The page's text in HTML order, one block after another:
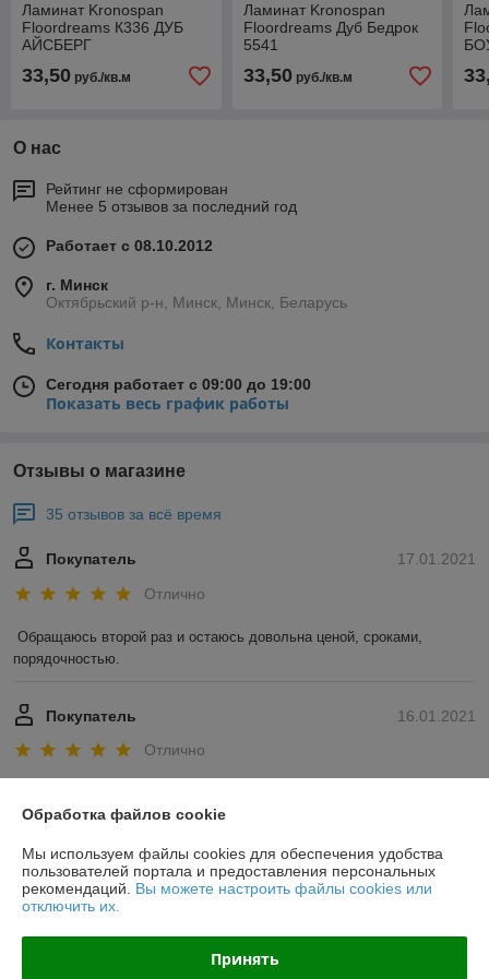
Ламинат Kronospan
Floordreams К336 ДУБ
АЙСБЕРГ
33,50 руб./кв.м
Ламинат Kronospan
Floordreams Дуб Бедрок
5541
33,50руб./кв.м
О нас
Рейтинг не сформирован
Менее 5 отзывов за последний год
Работает с 08.10.2012
г. Минск
Октябрьский р-н, Минск, Минск, Беларусь
Контакты
Сегодня работает с 09:00 до 19:00
Показать весь график работы
Отзывы о магазине
35 отзывов за всё время
17.01.2021
Покупатель
Отлично
Обращаюсь второй раз и остаюсь довольна ценой, сроками,
порядочностью.
16.01.2021
Покупатель
Отлично
О нас
Контакты
Обработка файлов cookie
Мы используем файлы cookies для обеспечения удобства
пользователей портала и предоставления персональных
рекомендаций. Вы можете настроить файлы cookies или
отключить их.
Принять